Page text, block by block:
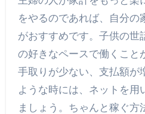
をやるのであれば、自分の
がおすすめです。子供の世
の好きなペースで働くこと
手取りが少ない、支払額が
ような時には、ネットを用
ましょう。ちゃんと稼ぐ方